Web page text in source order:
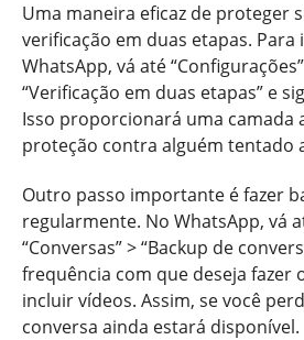
Uma maneira eficaz de proteger
verificação em duas etapas. Para
WhatsApp, vá até
“Verificação em duas etapas” e
Isso proporcionará uma camada
proteção contra alguém tentado
Outro passo importante é fazer
regularmente. No WhatsApp, vá
“Conversas” > “Backup de
frequência com que deseja fazer
incluir vídeos. Assim, se você
conversa ainda estará disponível.